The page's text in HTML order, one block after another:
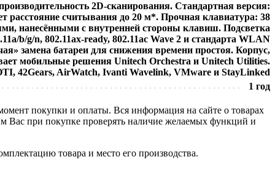
2D-сканирования. Стандартная версия:
расстояние считывания до 20 м*. Прочная клавиатура: 38
нанесёнными с внутренней стороны клавиш. Подсветка
b/g/n, 802.11ax-ready, 802.11ac Wave 2 и стандарта WLAN
замена батареи для снижения времени простоя. Корпус,
мобильные решения Unitech Orchestra и Unitech Utilities.
42Gears, AirWatch, Ivanti Wavelink, VMware и StayLinked
1 год
покупки и оплаты. Вся информация на сайте о товарах
Вас при покупке проверять наличие желаемых функций и
товара и место его производства.